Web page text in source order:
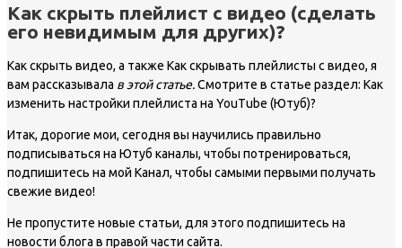
Как скрыть плейлист с видео (сделать
его невидимым для других)?
Как скрыть видео, а также Как скрывать плейлисты с видео, я
вам рассказывала в этой статье.Смотрите в статье раздел: Как
изменить настройки плейлиста на YouTube (Ютуб)?
Итак, дорогие мои, сегодня вы научились правильно
подписываться на Ютуб каналы, чтобы потренироваться,
подпишитесь на мой Канал, чтобы самыми первыми получать
свежие видео!
Не пропустите новые статьи, для этого подпишитесь на
новости блога в правой части сайта.